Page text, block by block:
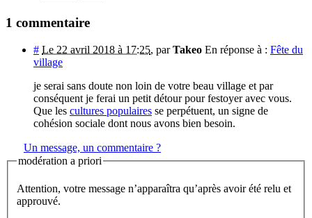
1 commentaire
# Le 22 avril 2018 à 17:25, parTakeo En réponse à : Fête du
village
je serai sans doute non loin de votre beau village et par
conséquent je ferai un petit détour pour festoyer avec vous.
Que les cultures populaires se perpétuent, un signe de
cohésion sociale dont nous avons bien besoin.
Un message, un commentaire ?
modération a priori
Attention, votre message n’apparaîtra qu’après avoir été relu et
approuvé.